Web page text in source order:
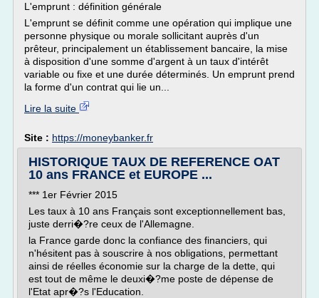
L'emprunt : définition générale
L'emprunt se définit comme une opération qui implique une
personne physique ou morale sollicitant auprès d'un
prêteur, principalement un établissement bancaire, la mise
à disposition d'une somme d'argent à un taux d'intérêt
variable ou fixe et une durée déterminés. Un emprunt prend
la forme d'un contrat qui lie un...
Lire la suite
Site : https://moneybanker.fr
HISTORIQUE TAUX DE REFERENCE OAT
10 ans FRANCE et EUROPE ...
*** 1er Février 2015
Les taux à 10 ans Français sont exceptionnellement bas,
juste derri�?re ceux de l'Allemagne.
la France garde donc la confiance des financiers, qui
n'hésitent pas à souscrire à nos obligations, permettant
ainsi de réelles économie sur la charge de la dette, qui
est tout de même le deuxi�?me poste de dépense de
l'Etat apr�?s l'Education.